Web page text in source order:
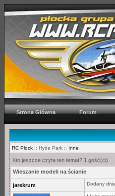
Strona Główna Forum
RC Płock :: Hyde Park :: Inne
Kto jeszcze czyta ten temat? 1 gość(ci)
Wieszanie modeli na ścianie
jarekrum Dodany